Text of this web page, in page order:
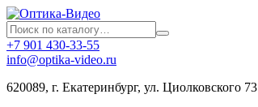
+7 901 430-33-55
info@optika-video.ru
620089, г. Екатеринбург, ул. Циолковского 73